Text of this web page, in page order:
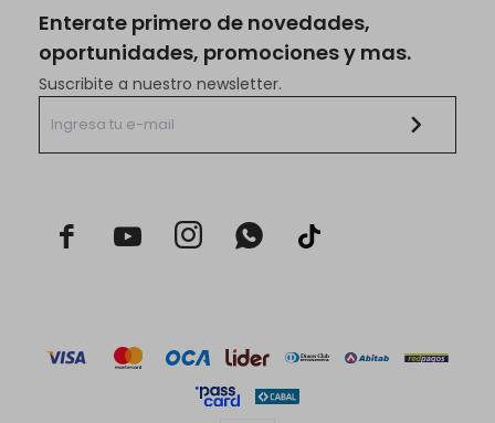
Enterate primero de novedades,
oportunidades, promociones y mas.
Suscribite a nuestro newsletter.
  